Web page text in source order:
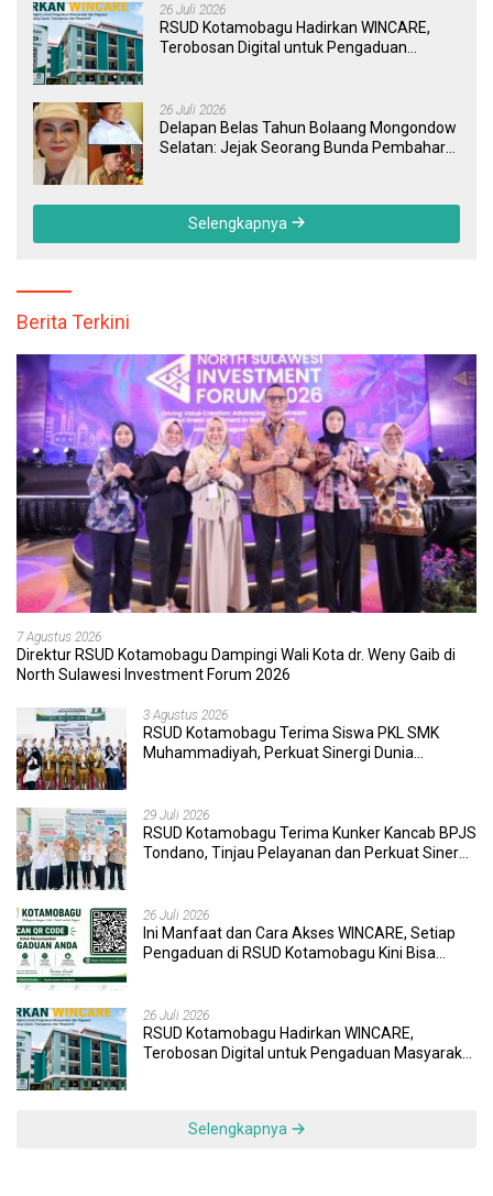
26 Juli 2026
RSUD Kotamobagu Hadirkan WINCARE,
Terobosan Digital untuk Pengaduan
26 Juli 2026
Delapan Belas Tahun Bolaang Mongondow
Selatan: Jejak Seorang Bunda Pembaharu
Selengkapnya
Berita Terkini
7 Agustus 2026
Direktur RSUD Kotamobagu Dampingi Wali Kota dr. Weny Gaib di
North Sulawesi Investment Forum 2026
3 Agustus 2026
RSUD Kotamobagu Terima Siswa PKL SMK
Muhammadiyah, Perkuat Sinergi Dunia
29 Juli 2026
RSUD Kotamobagu Terima Kunker Kancab BPJS
Tondano, Tinjau Pelayanan dan Perkuat Sinergi
26 Juli 2026
Ini Manfaat dan Cara Akses WINCARE, Setiap
Pengaduan di RSUD Kotamobagu Kini Bisa
26 Juli 2026
RSUD Kotamobagu Hadirkan WINCARE,
Terobosan Digital untuk Pengaduan Masyarakat
Selengkapnya